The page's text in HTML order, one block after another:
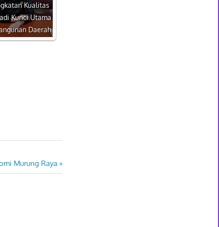
Kualitas
Kunci Utama
Daerah
Murung Raya